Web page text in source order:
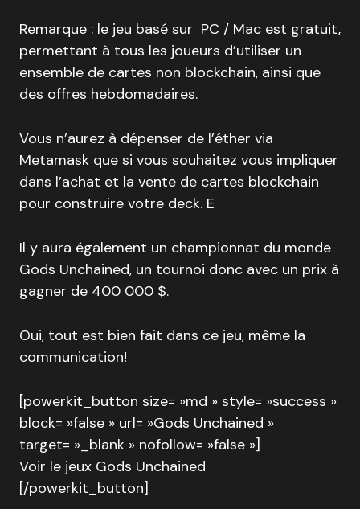
Remarque : le jeu basé sur PC / Mac est gratuit,
permettant à tous les joueurs d’utiliser un
ensemble de cartes non blockchain, ainsi que
des offres hebdomadaires.
Vous n’aurez à dépenser de l’éther via
Metamask que si vous souhaitez vous impliquer
dans l’achat et la vente de cartes blockchain
pour construire votre deck. E
Il y aura également un championnat du monde
Gods Unchained, un tournoi donc avec un prix à
gagner de 400 000 $.
Oui, tout est bien fait dans ce jeu, même la
communication!
[powerkit_button size= »md » style= »success »
block= »false » url= »Gods Unchained »
target= »_blank » nofollow= »false »]
Voir le jeux Gods Unchained
[/powerkit_button]